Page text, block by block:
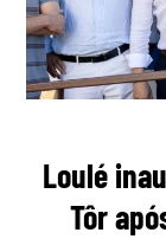
Loulé
Tôr